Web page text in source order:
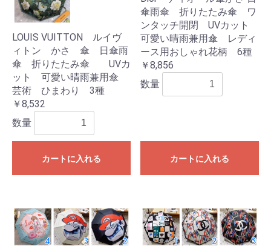
LOUIS VUITTON ルイヴ
ィトン かさ 傘 日傘雨
傘 折りたたみ傘 UVカ
ット 可愛い晴雨兼用傘
芸術 ひまわり 3種
￥8,532
数量
カートに入れる
傘雨傘 折りたたみ傘 ワ
ンタッチ開閉 UVカット
可愛い晴雨兼用傘 レディ
ース用おしゃれ花柄 6種
￥8,856
数量
カートに入れる